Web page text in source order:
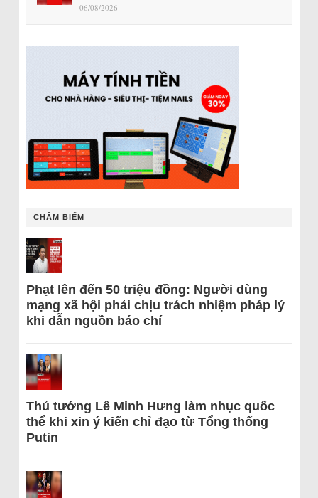
06/08/2026
CHÂM BIẾM
Phạt lên đến 50 triệu đồng: Người dùng
mạng xã hội phải chịu trách nhiệm pháp lý
khi dẫn nguồn báo chí
Thủ tướng Lê Minh Hưng làm nhục quốc
thể khi xin ý kiến chỉ đạo từ Tổng thống
Putin